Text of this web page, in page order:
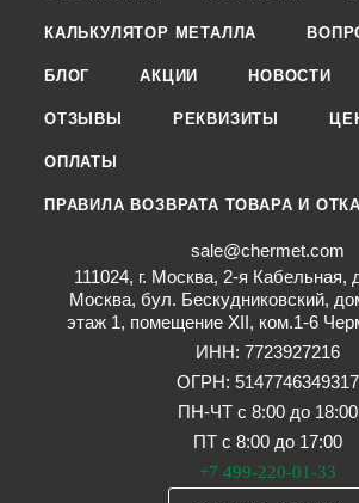
КАЛЬКУЛЯТОР МЕТАЛЛА
БЛОГ АКЦИИ НОВОСТИ
ОТЗЫВЫ РЕКВИЗИТЫ
ОПЛАТЫ
ПРАВИЛА ВОЗВРАТА ТОВАРА И
sale@chermet.com
111024, г. Москва, 2-я Кабельная,
Москва, бул. Бескудниковский,
этаж 1, помещение XII, ком.1-6
ИНН: 7723927216
ОГРН: 5147746349317
ПН-ЧТ с 8:00 до 18:00
ПТ с 8:00 до 17:00
+7 499-220-01-33